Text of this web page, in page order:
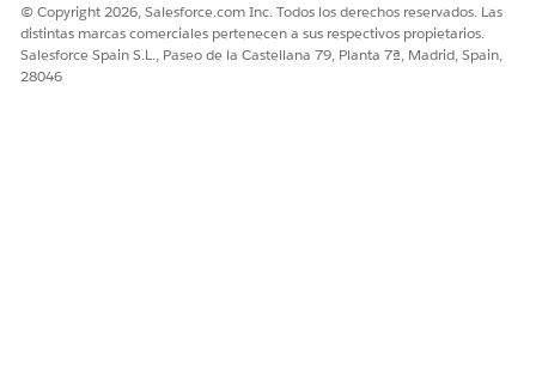
© Copyright 2026, Salesforce.com Inc. Todos los derechos reservados. Las
distintas marcas comerciales pertenecen a sus respectivos propietarios.
Salesforce Spain S.L., Paseo de la Castellana 79, Planta 7ª, Madrid, Spain,
28046